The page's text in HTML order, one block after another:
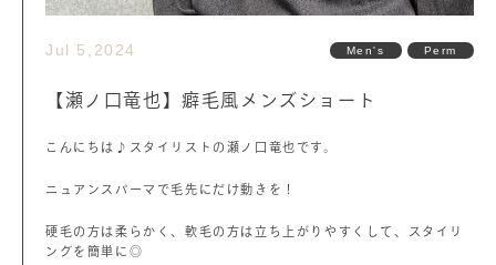
Jul 5,2024 Men's Perm
【瀬ノ口竜也】癖毛風メンズショート
こんにちは♪スタイリストの瀬ノ口竜也です。
ニュアンスパーマで毛先にだけ動きを！
硬毛の方は柔らかく、軟毛の方は立ち上がりやすくして、スタイリ
ングを簡単に◎